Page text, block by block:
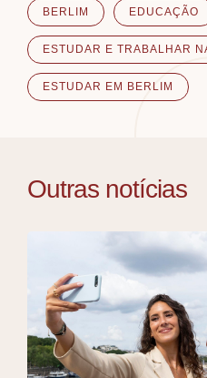
BERLIM EDUCAÇÃO
ESTUDAR E TRABALHAR
ESTUDAR EM BERLIM
Outras notícias